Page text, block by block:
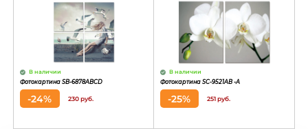
В наличии
Фотокартина SB-6878ABCD
-24% 230 руб.
В наличии
Фотокартина SC-9521AB -A
-25% 251 руб.